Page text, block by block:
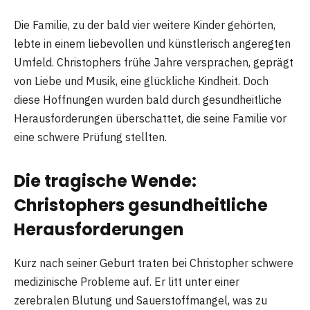
Die Familie, zu der bald vier weitere Kinder gehörten,
lebte in einem liebevollen und künstlerisch angeregten
Umfeld. Christophers frühe Jahre versprachen, geprägt
von Liebe und Musik, eine glückliche Kindheit. Doch
diese Hoffnungen wurden bald durch gesundheitliche
Herausforderungen überschattet, die seine Familie vor
eine schwere Prüfung stellten.
Die tragische Wende:
Christophers gesundheitliche
Herausforderungen
Kurz nach seiner Geburt traten bei Christopher schwere
medizinische Probleme auf. Er litt unter einer
zerebralen Blutung und Sauerstoffmangel, was zu